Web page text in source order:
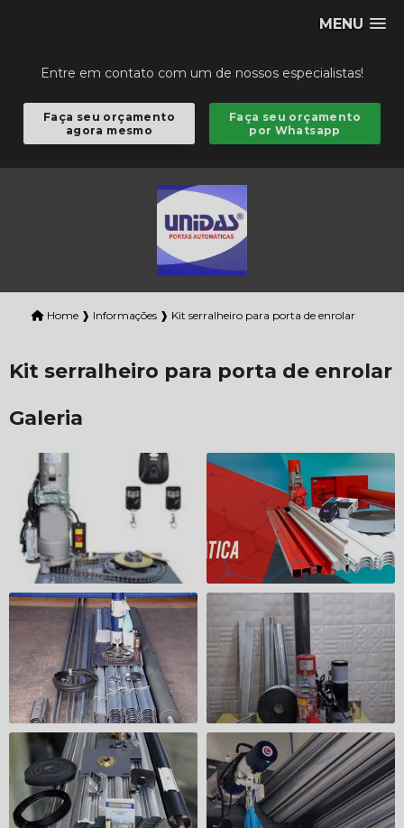
MENU
Entre em contato com um de nossos especialistas!
Faça seu orçamento
agora mesmo
Faça seu orçamento
por Whatsapp
Home ❱ Informações ❱ Kit serralheiro para porta de enrolar
Kit serralheiro para porta de enrolar
Galeria